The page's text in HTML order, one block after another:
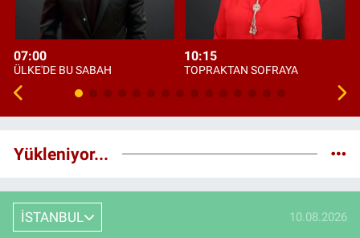
07:00
ÜLKE'DE BU SABAH
10:15
TOPRAKTAN SOFRAYA
Yükleniyor...
İSTANBUL 10.08.2026